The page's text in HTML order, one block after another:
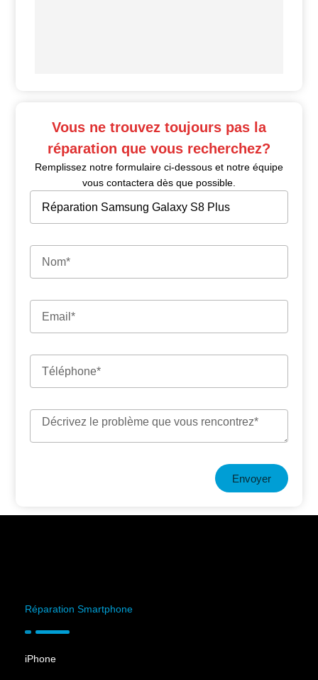
Vous ne trouvez toujours pas la
réparation que vous recherchez?
Remplissez notre formulaire ci-dessous et notre équipe
vous contactera dès que possible.
Envoyer
Réparation Smartphone
iPhone